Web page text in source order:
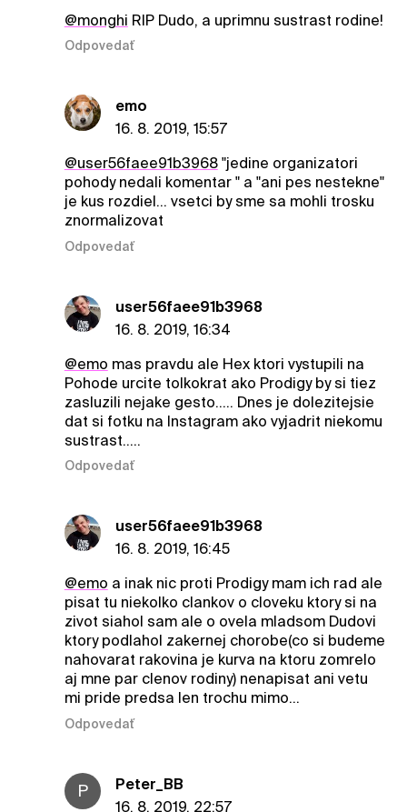
@monghi RIP Dudo, a uprimnu sustrast rodine!
Odpovedať
emo
16. 8. 2019, 15:57
@user56faee91b3968"jedine organizatori
pohody nedali komentar " a "ani pes nestekne"
je kus rozdiel... vsetci by sme sa mohli trosku
znormalizovat
Odpovedať
user56faee91b3968
16. 8. 2019, 16:34
@emo mas pravdu ale Hex ktori vystupili na
Pohode urcite tolkokrat ako Prodigy by si tiez
zasluzili nejake gesto..... Dnes je dolezitejsie
dat si fotku na Instagram ako vyjadrit niekomu
sustrast.....
Odpovedať
user56faee91b3968
16. 8. 2019, 16:45
@emo a inak nic proti Prodigy mam ich rad ale
pisat tu niekolko clankov o cloveku ktory si na
zivot siahol sam ale o ovela mladsom Dudovi
ktory podlahol zakernej chorobe(co si budeme
nahovarat rakovina je kurva na ktoru zomrelo
aj mne par clenov rodiny) nenapisat ani vetu
mi pride predsa len trochu mimo...
Odpovedať
P
Peter_BB
16. 8. 2019, 22:57